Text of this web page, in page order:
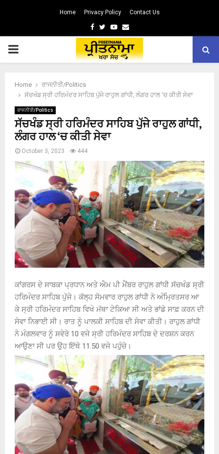
Home Privacy Policy Contact Us
Facebook
TwitterYoutube
Email
PRIMARY
Home
ਰਾਜਨੀਤੀ/Politics
ਸੱਚਖੰਡ ਸ੍ਰੀ ਹਰਿਮੰਦਰ ਸਾਹਿਬ ਪੁੱਜੇ ਰਾਹੁਲ ਗਾਂਧੀ, ਲੰਗਰ ਹਾਲ ‘ਚ ਕੀਤੀ ਸੇਵਾ
ਰਾਜਨੀਤੀ/Politics
ਸੱਚਖੰਡ ਸ੍ਰੀ ਹਰਿਮੰਦਰ ਸਾਹਿਬ ਪੁੱਜੇ ਰਾਹੁਲ ਗਾਂਧੀ,
ਲੰਗਰ ਹਾਲ ‘ਚ ਕੀਤੀ ਸੇਵਾ
October 3, 2023 444
ਕਾਂਗਰਸ ਦੇ ਸਾਬਕਾ ਪ੍ਰਧਾਨ ਅਤੇ ਐਮ ਪੀ ਮੈਂਬਰ ਰਾਹੁਲ ਗਾਂਧੀ ਸੱਚਖੰਡ ਸ੍ਰੀ
ਹਰਿਮੰਦਰ ਸਾਹਿਬ ਪੁੱਜੇ। ਕੱਲ੍ਹ ਸੋਮਵਾਰ ਰਾਹੁਲ ਗਾਂਧੀ ਨੇ ਅੰਮ੍ਰਿਤਸਰ ਆ
ਕੇ ਸ੍ਰੀ ਹਰਿਮੰਦਰ ਸਾਹਿਬ ਵਿਖੇ ਮੱਥਾ ਟੇਕਿਆ ਸੀ ਅਤੇ ਭਾਂਡੇ ਸਾਫ਼ ਕਰਨ ਦੀ
ਸੇਵਾ ਨਿਭਾਈ ਸੀ। ਰਾਤ ਨੂੰ ਪਾਲਕੀ ਸਾਹਿਬ ਦੀ ਸੇਵਾ ਕੀਤੀ। ਰਾਹੁਲ ਗਾਂਧੀ
ਨੇ ਮੰਗਲਵਾਰ ਨੂੰ ਸਵੇਰੇ 10 ਵਜੇ ਸ੍ਰੀ ਹਰਿਮੰਦਰ ਸਾਹਿਬ ਦੇ ਦਰਸ਼ਨ ਕਰਨ
ਆਉਣਾ ਸੀ ਪਰ ਉਹ ਇੱਥੇ 11.50 ਵਜੇ ਪਹੁੰਚੇ।